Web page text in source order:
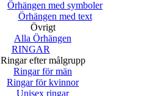
Örhängen med symboler
Örhängen med text
Övrigt
Alla Örhängen
RINGAR
Ringar efter målgrupp
Ringar för män
Ringar för kvinnor
Unisex ringar